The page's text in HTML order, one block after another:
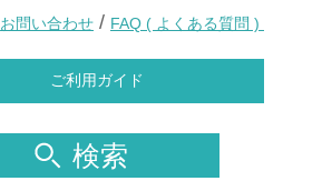
お問い合わせ / FAQ ( よくある質問 )
ご利用ガイド
検索